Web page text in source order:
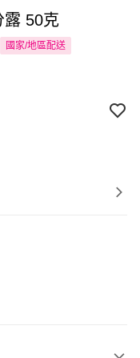
露 50克
國家/地區配送